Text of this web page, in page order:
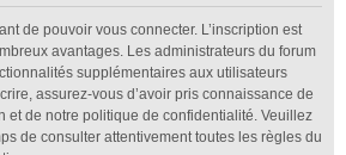
de pouvoir vous connecter. L’inscription est
avantages. Les administrateurs du forum
supplémentaires aux utilisateurs
assurez-vous d’avoir pris connaissance de
et de notre politique de confidentialité. Veuillez
de consulter attentivement toutes les règles du